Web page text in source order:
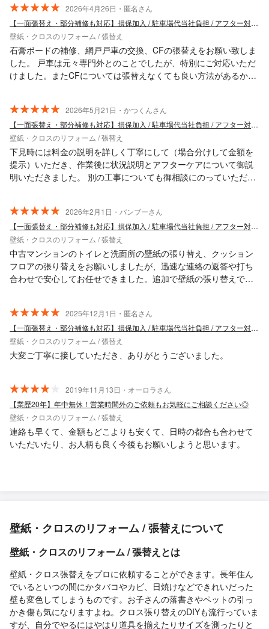
2026年4月26日・匿名さん
【一面張替え・部分補修も対応】損保加入 / 駐車場代当社負担 / アフター対応◎
壁紙・クロスのリフォーム / 張替え
石膏ボードの補修、網戸戸車の交換、CFの張替えをお願い致しま
した。 戸車は元々専門外とのことでしたが、特別にご対応いただ
けました。またCFについては張替えなくても良い方法があるかも
う、誠実な気持ちに感激しました。またお願いしたいと思いま
す！
2026年5月21日・かつくんさん
【一面張替え・部分補修も対応】損保加入 / 駐車場代当社負担 / アフター対応◎
壁紙・クロスのリフォーム / 張替え
下見時には料金の説明を詳しく丁寧にして（場合分けして金額を
提示）いただき、作業後に状況説明とアフターケアについて御説
明いただきました。 別の工事についても御相談にのっていただ
2026年2月1日・バンブーさん
【一面張替え・部分補修も対応】損保加入 / 駐車場代当社負担 / アフター対応◎
壁紙・クロスのリフォーム / 張替え
中古マンションのトイレと洗面所の壁紙の張り替え、クッション
フロアの張り替えをお願いしましたが、迅速な連絡の返答や打ち
合わせで安心してお任せできました。追加で壁紙の張り替えで目
です。ありがとうございました！
2025年12月1日・匿名さん
【一面張替え・部分補修も対応】損保加入 / 駐車場代当社負担 / アフター対応◎
壁紙・クロスのリフォーム / 張替え
大変ご丁寧に接していただき、ありがとうございました。
2019年11月13日・オーロラさん
【業歴20年】年中無休！営業時間外のご依頼もお気軽にご相談ください◎
壁紙・クロスのリフォーム / 張替え
連絡も早くて、金額もどこよりも安くて、日時の都合も合わせて
いただいたり、お人柄も良く今後もお願いしようと思います。
壁紙・クロスのリフォーム / 張替えについて
壁紙・クロスのリフォーム / 張替えとは
壁紙・クロス張替えをプロに依頼することができます。長年住ん
でいるといつの間にかタバコやカビ、日焼けなどできれいだった
壁も変色してしまうものです。お子さんの落書きやペットの引っ
かき傷も気になりますよね。クロス張り替えのDIYも流行っていま
すが、自分でやるにはやはり道具を揃えたりサイズを測ったりと